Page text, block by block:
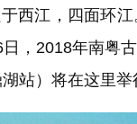
江，四面环江
，2018年南粤
站）将在这里举